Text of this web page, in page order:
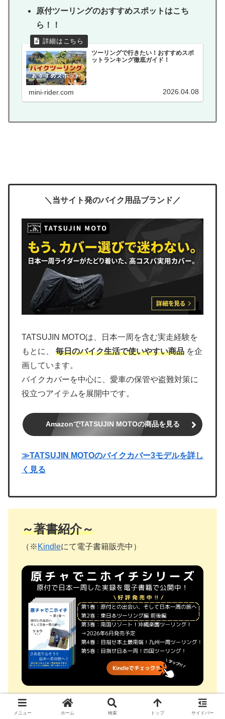
原付ツーリングのおすすめスポットはこち
ら！！
ツーリングで行きたい！おすすめスポ
ットランキング徹底ガイド！
mini-rider.com 2026.04.08
＼当サイト発のバイク用品ブランド／
TATSUJIN MOTOは、日本一周を含む実走経験を
もとに、 毎日のバイク生活で使いやすい商品 を企
画しています。
バイクカバーを中心に、愛車の保管や盗難対策に
役立つアイテムを展開中です。
AmazonでTATSUJIN MOTOの商品を見る
≫TATSUJIN MOTOのバイクカバー3モデルを詳し
く見る
～著書紹介～
（※ Kindleにて電子書籍販売中）
メニュー ホーム 検索 トップ サイドバー